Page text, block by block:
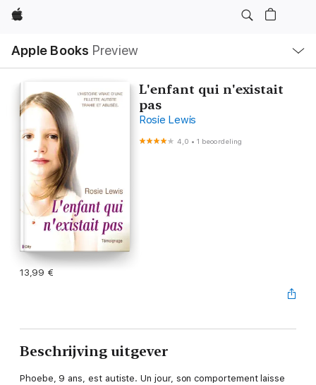
Apple
Apple Books Preview
lokaal
navigatiemenu
L'enfant qui n'existait
pas
Rosie Lewis
4,0 •1 beoordeling
13,99 €
Beschrijving uitgever
Phoebe, 9 ans, est autiste. Un jour, son comportement laisse